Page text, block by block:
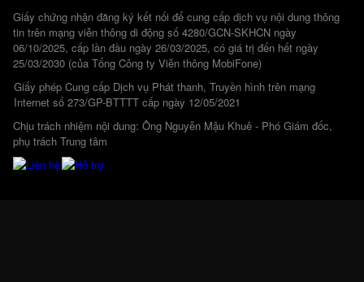
Giấy chứng nhận đăng ký kết nối để cung cấp dịch vụ nội dung thông
tin trên mạng viễn thông di động số 4280/GCN-SKHCN ngày
06/10/2025, cấp lần đầu ngày 26/03/2025, có giá trị đến hết ngày
25/03/2030 (của Tổng Công ty Viễn thông MobiFone)
Giấy phép Cung cấp Dịch vụ Phát thanh, Truyền hình trên mạng
Internet số 273/GP-BTTTT cấp ngày 12/05/2021
Chịu trách nhiệm nội dung: Ông Nguyễn Mậu Khuê - Phó Giám đốc,
phụ trách Trung tâm